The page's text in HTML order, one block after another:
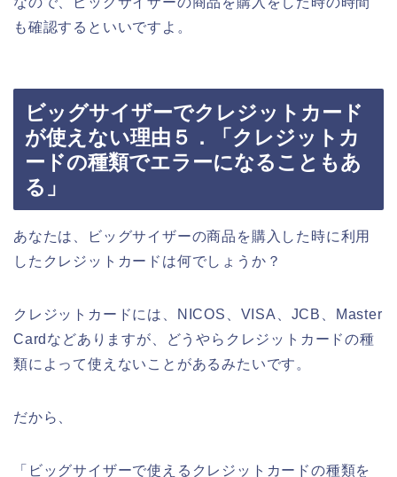
も確認するといいですよ。
ビッグサイザーでクレジットカード
が使えない理由５．「クレジットカ
ードの種類でエラーになることもあ
る」
あなたは、ビッグサイザーの商品を購入した時に利用
したクレジットカードは何でしょうか？
クレジットカードには、NICOS、VISA、JCB、Master
Cardなどありますが、どうやらクレジットカードの種
類によって使えないことがあるみたいです。
だから、
「ビッグサイザーで使えるクレジットカードの種類を